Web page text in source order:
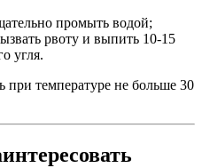
промыть водой;
рвоту и выпить 10-15
угля.
при температуре не больше 30